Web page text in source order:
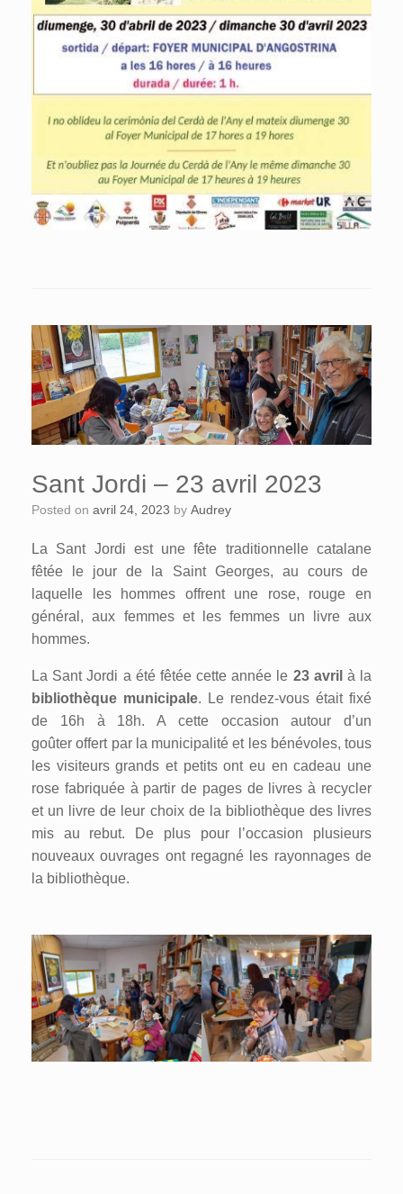
Sant Jordi – 23 avril 2023
Posted on avril 24, 2023 by Audrey
La Sant Jordi est une fête traditionnelle catalane
fêtée le jour de la Saint Georges, au cours de
laquelle les hommes offrent une rose, rouge en
général, aux femmes et les femmes un livre aux
hommes.
La Sant Jordi a été fêtée cette année le 23 avril à la
bibliothèque municipale. Le rendez-vous était fixé
de 16h à 18h. A cette occasion autour d’un
goûter offert par la municipalité et les bénévoles, tous
les visiteurs grands et petits ont eu en cadeau une
rose fabriquée à partir de pages de livres à recycler
et un livre de leur choix de la bibliothèque des livres
mis au rebut. De plus pour l’occasion plusieurs
nouveaux ouvrages ont regagné les rayonnages de
la bibliothèque.